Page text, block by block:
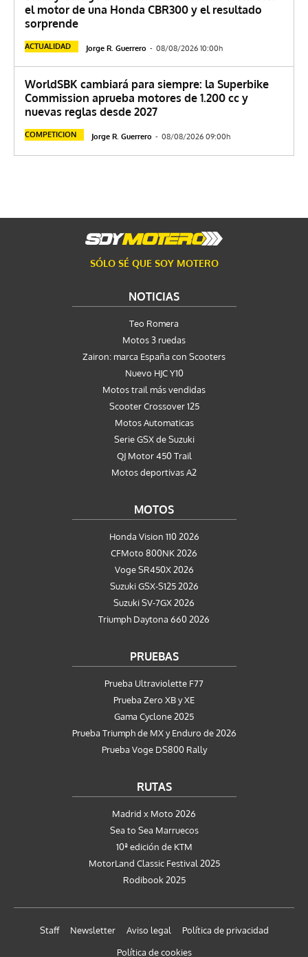
el motor de una Honda CBR300 y el resultado
sorprende
ACTUALIDAD Jorge R. Guerrero - 08/08/2026 10:00h
WorldSBK cambiará para siempre: la Superbike
Commission aprueba motores de 1.200 cc y
nuevas reglas desde 2027
COMPETICION Jorge R. Guerrero - 08/08/2026 09:00h
SÓLO SÉ QUE SOY MOTERO
NOTICIAS
Teo Romera
Motos 3 ruedas
Zairon: marca España con Scooters
Nuevo HJC Y10
Motos trail más vendidas
Scooter Crossover 125
Motos Automaticas
Serie GSX de Suzuki
QJ Motor 450 Trail
Motos deportivas A2
MOTOS
Honda Vision 110 2026
CFMoto 800NK 2026
Voge SR450X 2026
Suzuki GSX-S125 2026
Suzuki SV-7GX 2026
Triumph Daytona 660 2026
PRUEBAS
Prueba Ultraviolette F77
Prueba Zero XB y XE
Gama Cyclone 2025
Prueba Triumph de MX y Enduro de 2026
Prueba Voge DS800 Rally
RUTAS
Madrid x Moto 2026
Sea to Sea Marruecos
10ª edición de KTM
MotorLand Classic Festival 2025
Rodibook 2025
Staff Newsletter Aviso legal
Política de privacidad
Política de cookies